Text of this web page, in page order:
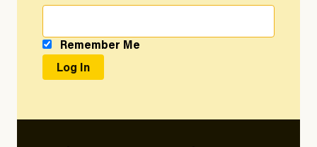
Remember Me